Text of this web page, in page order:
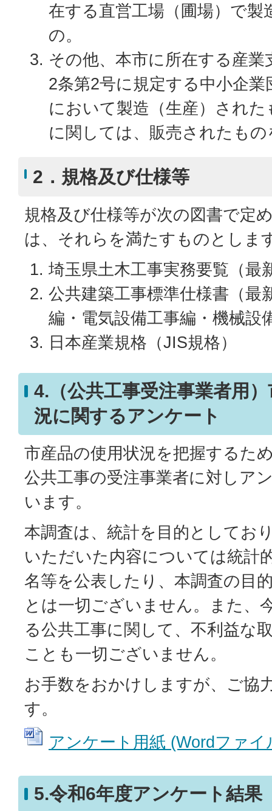
在する直営工場（圃場）で製
の。
その他、本市に所在する産業
2条第2号に規定する中小企
において製造（生産）され
に関しては、販売されたもの
2．規格及び仕様等
規格及び仕様等が次の図書で定
は、それらを満たすものとしま
埼玉県土木工事実務要覧（最
公共建築工事標準仕様書（最
編・電気設備工事編・機械設
日本産業規格（JIS規格）
4.（公共工事受注事業者用
況に関するアンケート
市産品の使用状況を把握するた
公共工事の受注事業者に対しア
います。
本調査は、統計を目的としてお
いただいた内容については統計
名等を公表したり、本調査の目
とは一切ございません。また、
る公共工事に関して、不利益な
ことも一切ございません。
お手数をおかけしますが、ご協
す。
アンケート用紙 (Wordファイ
5.令和6年度アンケート結果